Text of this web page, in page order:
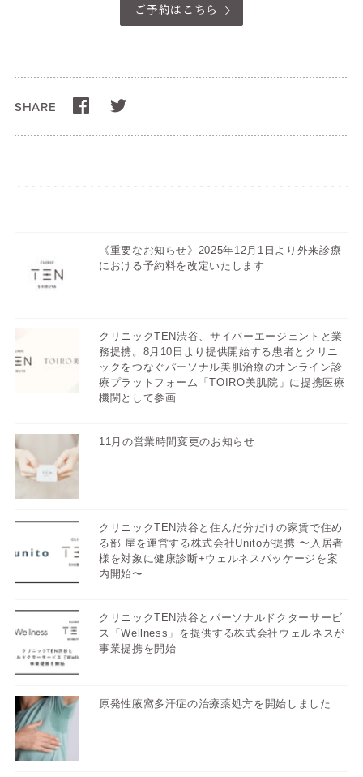
ご予約はこちら
SHARE
《重要なお知らせ》2025年12月1日より外来診療
における予約料を改定いたします
クリニックTEN渋谷、サイバーエージェントと業
務提携。8月10日より提供開始する患者とクリニ
ックをつなぐパーソナル美肌治療のオンライン診
療プラットフォーム「TOIRO美肌院」に提携医療
機関として参画
11月の営業時間変更のお知らせ
クリニックTEN渋谷と住んだ分だけの家賃で住め
る部 屋を運営する株式会社Unitoが提携 〜入居者
様を対象に健康診断+ウェルネスパッケージを案
内開始〜
クリニックTEN渋谷とパーソナルドクターサービ
ス「Wellness」を提供する株式会社ウェルネスが
事業提携を開始
原発性腋窩多汗症の治療薬処方を開始しました